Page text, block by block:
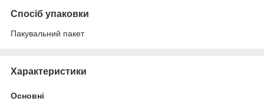
Спосіб упаковки
Пакувальний пакет
Характеристики
Основні